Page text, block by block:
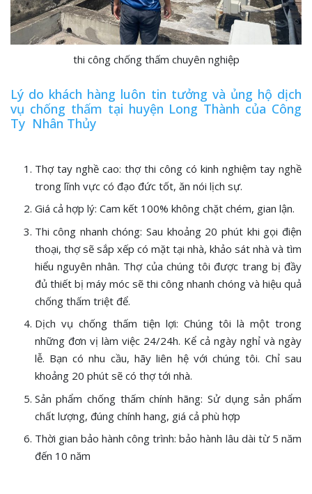
thi công chống thấm chuyên nghiệp
Lý do khách hàng luôn tin tưởng và ủng hộ dịch
vụ chống thấm tại huyện Long Thành của Công
Ty Nhân Thủy
Thợ tay nghề cao: thợ thi công có kinh nghiệm tay nghề
trong lĩnh vực có đạo đức tốt, ăn nói lịch sự.
Giá cả hợp lý: Cam kết 100% không chặt chém, gian lận.
Thi công nhanh chóng: Sau khoảng 20 phút khi gọi điện
thoại, thợ sẽ sắp xếp có mặt tại nhà, khảo sát nhà và tìm
hiểu nguyên nhân. Thợ của chúng tôi được trang bị đầy
đủ thiết bị máy móc sẽ thi công nhanh chóng và hiệu quả
chống thấm triệt để.
Dịch vụ chống thấm tiện lợi: Chúng tôi là một trong
những đơn vị làm việc 24/24h. Kể cả ngày nghỉ và ngày
lễ. Bạn có nhu cầu, hãy liên hệ với chúng tôi. Chỉ sau
khoảng 20 phút sẽ có thợ tới nhà.
Sản phẩm chống thấm chính hãng: Sử dụng sản phẩm
chất lượng, đúng chính hang, giá cả phù hợp
Thời gian bảo hành công trình: bảo hành lâu dài từ 5 năm
đến 10 năm